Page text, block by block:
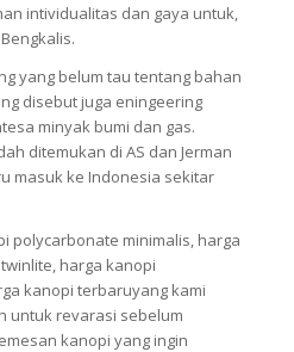
intividualitas dan gaya untuk,
yang belum tau tentang bahan
disebut juga eningeering
minyak bumi dan gas.
ditemukan di AS dan Jerman
masuk ke Indonesia sekitar
polycarbonate minimalis, harga
harga kanopi
kanopi terbaruyang kami
untuk revarasi sebelum
kanopi yang ingin